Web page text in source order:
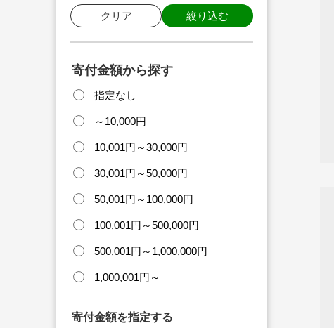
クリア 絞り込む
寄付金額から探す
指定なし
～10,000円
10,001円～30,000円
30,001円～50,000円
50,001円～100,000円
100,001円～500,000円
500,001円～1,000,000円
1,000,001円～
寄付金額を指定する